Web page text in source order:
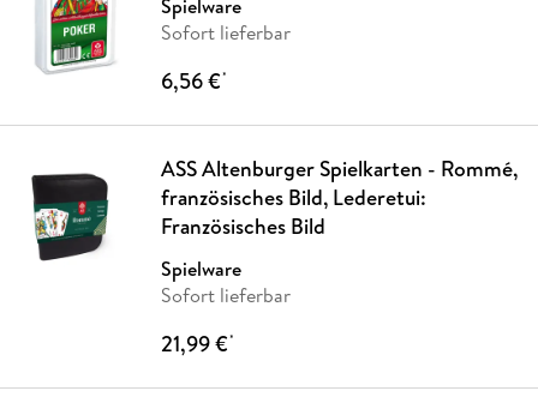
Spielware
Sofort lieferbar
6,56 €*
ASS Altenburger Spielkarten - Rommé,
französisches Bild, Lederetui:
Französisches Bild
Spielware
Sofort lieferbar
21,99 €*